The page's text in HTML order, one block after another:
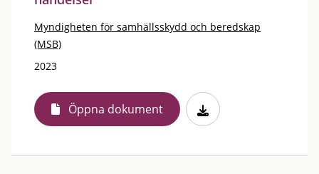
Myndigheten för samhällsskydd och beredskap
(MSB)
2023
Öppna dokument